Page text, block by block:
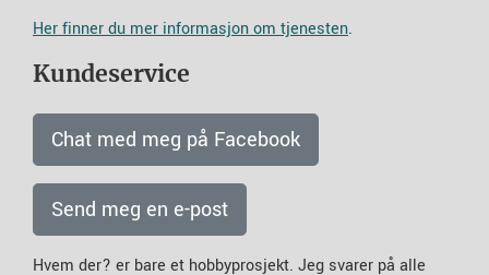
Her finner du mer informasjon om tjenesten.
Kundeservice
Chat med meg på Facebook
Send meg en e-post
Hvem der? er bare et hobbyprosjekt. Jeg svarer på alle